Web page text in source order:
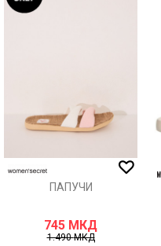
ПАПУЧИ
745 МКД
1.490МКД